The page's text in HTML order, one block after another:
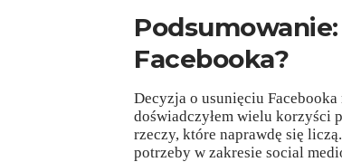
Facebooka?
Decyzja o usunięciu
doświadczyłem wielu korzyści
rzeczy, które naprawdę się
potrzeby w zakresie social